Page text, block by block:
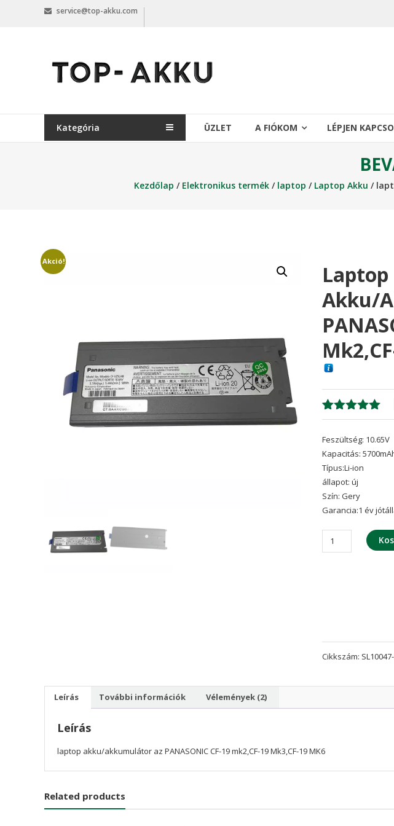
service@top-akku.com
top-
akku.com
akku.com
Kategória ÜZLET A FIÓKOM LÉPJEN
Kezdőlap / Elektronikus termék / laptop / Laptop Akku /
Akció!
Laptop
Akku/
Értékelés
ből,
2
értékelés
alapján
Feszültség: 10.65V
Kapacitás:
Típus:Li-ion
állapot: új
Szín: Gery
Garancia:1 év
laptop
akku/akkumulátor
19
Cikkszám:
Leírás További információk Vélemények (2)
Leírás
laptop akku/akkumulátor az PANASONIC CF-19 mk2,CF-19 Mk3,CF-19 MK6
Related products